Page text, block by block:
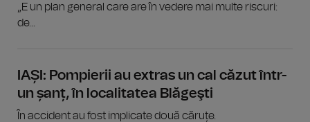
„E un plan general care are în vedere mai multe riscuri:
de...
IAȘI: Pompierii au extras un cal căzut într-
un șanț, în localitatea Blăgeşti
În accident au fost implicate două căruțe.